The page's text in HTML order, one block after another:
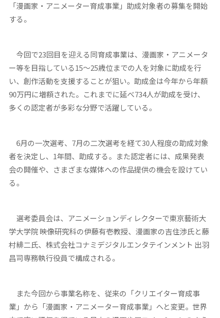
「漫画家・アニメーター育成事業」助成対象者の募集を開始
する。
今回で23回目を迎える同育成事業は、漫画家・アニメータ
ー等を目指している15～25歳位までの人を対象に助成を行
い、創作活動を支援することが狙い。助成金は今年から年額
90万円に増額された。これまでに延べ734人が助成を受け、
多くの認定者が多彩な分野で活躍している。
6月の一次選考、7月の二次選考を経て30人程度の助成対象
者を決定し、1年間、助成する。また認定者には、成果発表
会の開催や、さまざまな媒体への作品提供の機会を設けてい
る。
選考委員会は、アニメーションディレクターで東京藝術大
学大学院 映像研究科の伊藤有壱教授、漫画家の吉住渉氏と藤
村緋二氏、株式会社コナミデジタルエンタテインメント 出羽
昌司専務執行役員で構成される。
また今回から事業名称を、従来の「クリエイター育成事
業」から「漫画家・アニメーター育成事業」へと変更。世界